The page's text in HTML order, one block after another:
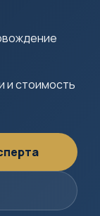
и стоимость